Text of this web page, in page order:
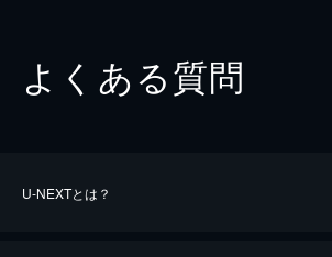
よくある質問
U-NEXTとは？